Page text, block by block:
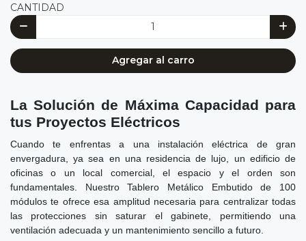
CANTIDAD
Agregar al carro
La Solución de Máxima Capacidad para
tus Proyectos Eléctricos
Cuando te enfrentas a una instalación eléctrica de gran
envergadura, ya sea en una residencia de lujo, un edificio de
oficinas o un local comercial, el espacio y el orden son
fundamentales. Nuestro Tablero Metálico Embutido de 100
módulos te ofrece esa amplitud necesaria para centralizar todas
las protecciones sin saturar el gabinete, permitiendo una
ventilación adecuada y un mantenimiento sencillo a futuro.